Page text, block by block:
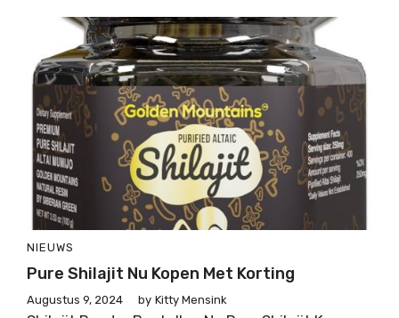
NIEUWS
Pure Shilajit Nu Kopen Met Korting
Augustus 9, 2024 by Kitty Mensink